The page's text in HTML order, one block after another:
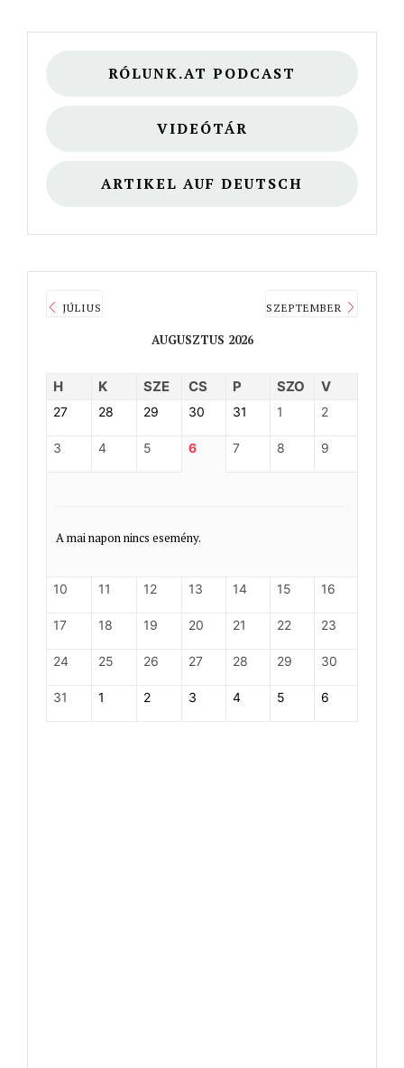
RÓLUNK.AT PODCAST
VIDEÓTÁR
ARTIKEL AUF DEUTSCH
JÚLIUS
AUGUSZTUS 2026
SZEPTEMBER
H K SZE CS P SZO V
27 28 29 30 31 1 2
3 4 5 6 7 8 9
A mai napon nincs esemény.
10 11 12 13 14 15 16
17 18 19 20 21 22 23
24 25 26 27 28 29 30
31 1 2 3 4 5 6